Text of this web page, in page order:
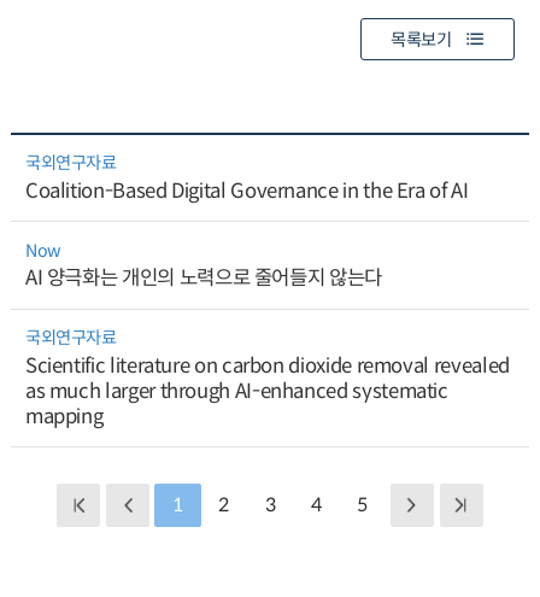
목록보기
국외연구자료
Coalition-Based Digital Governance in the Era of AI
Now
AI 양극화는 개인의 노력으로 줄어들지 않는다
국외연구자료
Scientific literature on carbon dioxide removal revealed
as much larger through AI-enhanced systematic
mapping
1 2 3 4 5